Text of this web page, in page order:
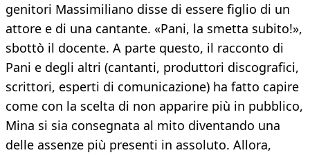
genitori Massimiliano disse di essere figlio di un
attore e di una cantante. «Pani, la smetta subito!»,
sbottò il docente. A parte questo, il racconto di
Pani e degli altri (cantanti, produttori discografici,
scrittori, esperti di comunicazione) ha fatto capire
come con la scelta di non apparire più in pubblico,
Mina si sia consegnata al mito diventando una
delle assenze più presenti in assoluto. Allora,